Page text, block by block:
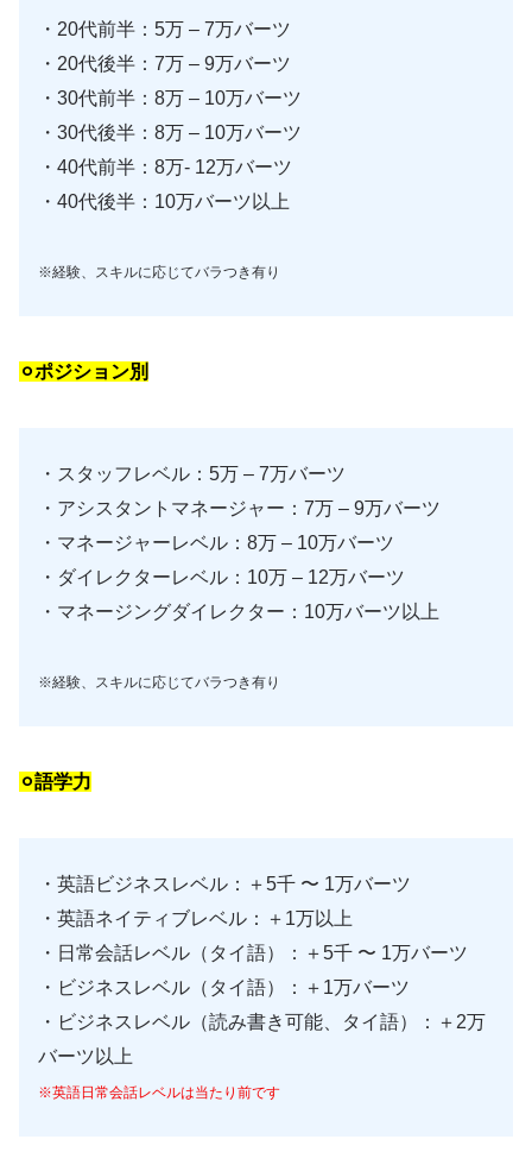
・20代前半：5万 – 7万バーツ
・20代後半：7万 – 9万バーツ
・30代前半：8万 – 10万バーツ
・30代後半：8万 – 10万バーツ
・40代前半：8万- 12万バーツ
・40代後半：10万バーツ以上
※経験、スキルに応じてバラつき有り
⚪︎ポジション別
・スタッフレベル：5万 – 7万バーツ
・アシスタントマネージャー：7万 – 9万バーツ
・マネージャーレベル：8万 – 10万バーツ
・ダイレクターレベル：10万 – 12万バーツ
・マネージングダイレクター：10万バーツ以上
※経験、スキルに応じてバラつき有り
⚪︎語学力
・英語ビジネスレベル：＋5千 〜 1万バーツ
・英語ネイティブレベル：＋1万以上
・日常会話レベル（タイ語）：＋5千 〜 1万バーツ
・ビジネスレベル（タイ語）：＋1万バーツ
・ビジネスレベル（読み書き可能、タイ語）：＋2万
バーツ以上
※英語日常会話レベルは当たり前です